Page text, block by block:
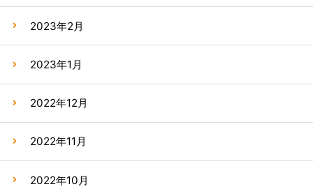
2023年2月
2023年1月
2022年12月
2022年11月
2022年10月